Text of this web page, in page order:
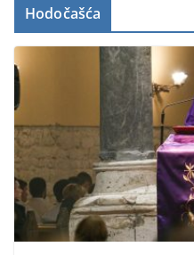
Hodočašća